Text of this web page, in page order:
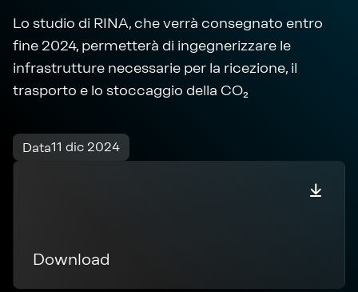
Lo studio di RINA, che verrà consegnato entro
fine 2024, permetterà di ingegnerizzare le
infrastrutture necessarie per la ricezione, il
trasporto e lo stoccaggio della CO₂
Data11 dic 2024
Download